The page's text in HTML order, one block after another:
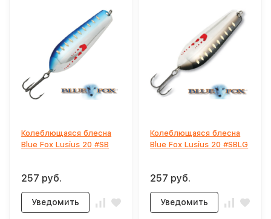
Колеблющаяся блесна
Blue Fox Lusius 20 #SB
257 руб.
Уведомить
Колеблющаяся блесна
Blue Fox Lusius 20 #SBLG
257 руб.
Уведомить